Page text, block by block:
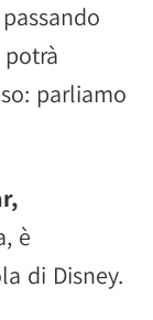
parliamo
è
di Disney.